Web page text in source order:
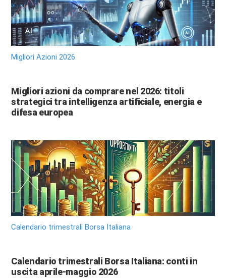
Migliori Azioni 2026
Migliori azioni da comprare nel 2026: titoli
strategici tra intelligenza artificiale, energia e
difesa europea
Calendario trimestrali Borsa Italiana
Calendario trimestrali Borsa Italiana: conti in
uscita aprile-maggio 2026